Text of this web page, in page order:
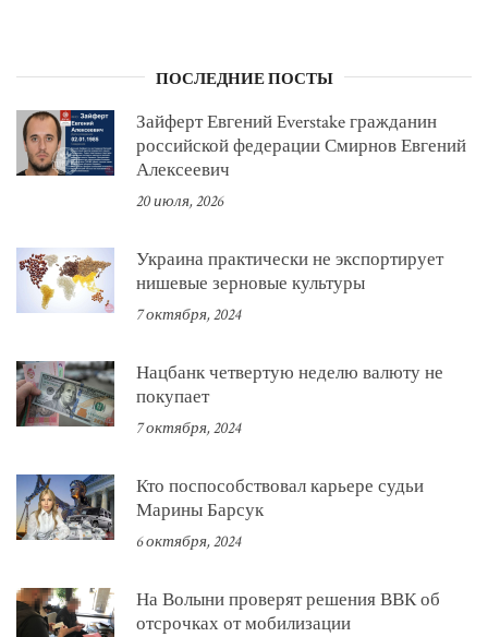
ПОСЛЕДНИЕ ПОСТЫ
Зайферт Евгений Everstake гражданин
российской федерации Смирнов Евгений
Алексеевич
20 июля, 2026
Украина практически не экспортирует
нишевые зерновые культуры
7 октября, 2024
Нацбанк четвертую неделю валюту не
покупает
7 октября, 2024
Кто поспособствовал карьере судьи
Марины Барсук
6 октября, 2024
На Волыни проверят решения ВВК об
отсрочках от мобилизации